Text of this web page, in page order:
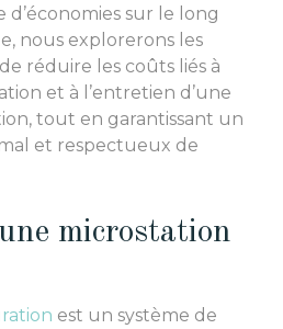
sur le long
nous explorerons les
réduire les coûts liés à
et à l’entretien d’une
tout en garantissant un
et respectueux de
microstation
est un système de